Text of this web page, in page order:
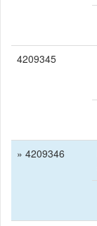
4209345
» 4209346